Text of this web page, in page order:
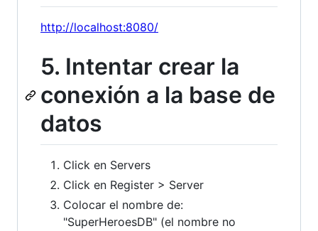
http://localhost:8080/
5. Intentar crear la
conexión a la base de
datos
Click en Servers
Click en Register > Server
Colocar el nombre de:
"SuperHeroesDB" (el nombre no